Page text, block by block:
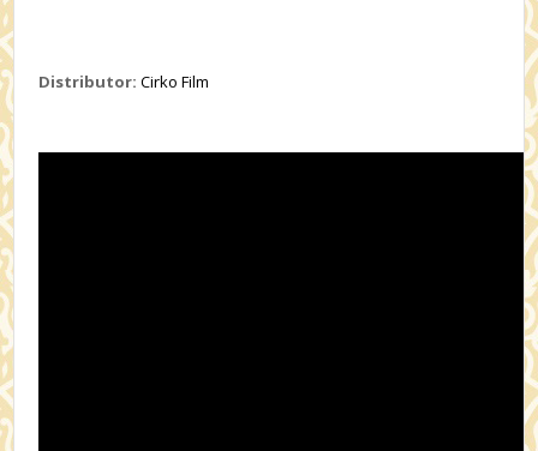
Distributor: Cirko Film